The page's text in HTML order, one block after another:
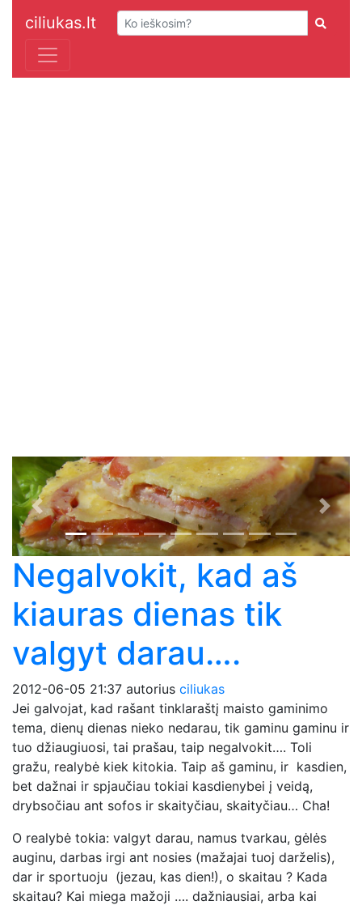
ciliukas.lt
Previous Next
Negalvokit, kad aš
kiauras dienas tik
valgyt darau….
2012-06-05 21:37 autorius ciliukas
Jei galvojat, kad rašant tinklaraštį maisto gaminimo
tema, dienų dienas nieko nedarau, tik gaminu gaminu ir
tuo džiaugiuosi, tai prašau, taip negalvokit…. Toli
gražu, realybė kiek kitokia. Taip aš gaminu, ir kasdien,
bet dažnai ir spjaučiau tokiai kasdienybei į veidą,
drybsočiau ant sofos ir skaityčiau, skaityčiau… Cha!
O realybė tokia: valgyt darau, namus tvarkau, gėlės
auginu, darbas irgi ant nosies (mažajai tuoj darželis),
dar ir sportuoju (jezau, kas dien!), o skaitau ? Kada
skaitau? Kai miega mažoji …. dažniausiai, arba kai